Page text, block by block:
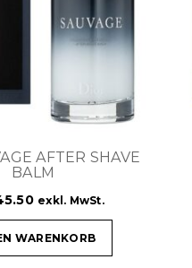
AFTER SHAVE
BALM
exkl. MwSt.
WARENKORB